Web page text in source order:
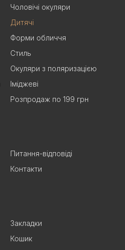
Чоловічі окуляри
Дитячі
Форми обличчя
Стиль
Окуляри з поляризацією
Іміджеві
Розпродаж по 199 грн
Питання-відповіді
Контакти
Закладки
Кошик